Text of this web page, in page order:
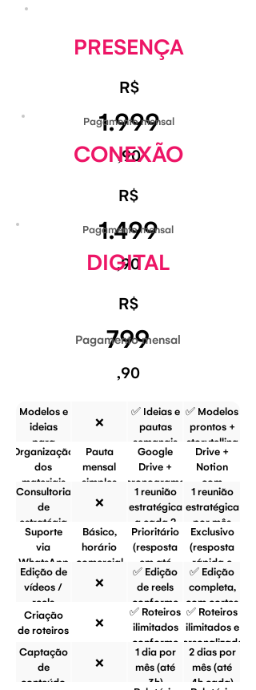
PRESENÇA
R$
1.999
,90
Pagamento mensal
CONEXÃO
R$
1.499
,90
Pagamento mensal
DIGITAL
R$
799
,90
Pagamento mensal
Modelos e
ideias
para
stories
❌
✅ Ideias e
pautas
semanais
✅ Modelos
prontos +
storytelling
em
sequência
Organização
dos
materiais
Pauta
mensal
simples
Google
Drive +
cronograma
básico
Drive +
Notion
com
dashboard
visual e
biblioteca
de mídia
Consultoria
de
estratégia
❌
1 reunião
estratégica
a cada 2
meses
1 reunião
estratégica
por mês
Suporte
via
WhatsApp
Básico,
horário
comercial
Prioritário
(resposta
em até
24h úteis)
Exclusivo
(resposta
rápida e
suporte
emergencial)
Edição de
vídeos /
reels
❌
✅ Edição
de reels
conforme
os
conteúdos
captados
✅ Edição
completa,
com cortes
dinâmicos,
trilha e
legenda
Criação
de roteiros
❌
✅ Roteiros
ilimitados
conforme
estratégia
e
demanda
✅ Roteiros
ilimitados e
personalizados
para cada
gravação
Captação
de
conteúdo
❌
1 dia por
mês (até
3h)
2 dias por
mês (até
4h cada)